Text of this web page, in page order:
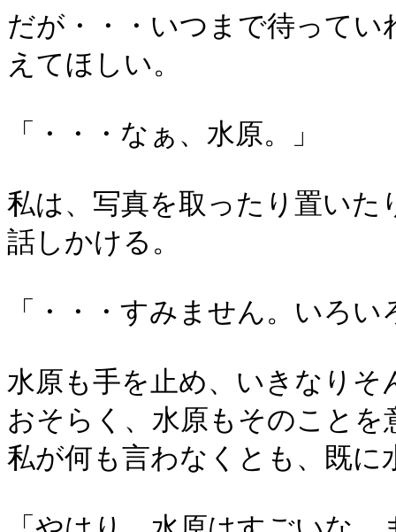
だが・・・いつまで待って
えてほしい。
「・・・なぁ、水原。」
私は、写真を取ったり置い
話しかける。
「・・・すみません。いろ
水原も手を止め、いきなり
おそらく、水原もそのこと
私が何も言わなくとも、既に